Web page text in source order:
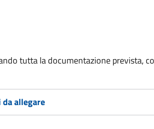
tutta la documentazione prevista,
allegare